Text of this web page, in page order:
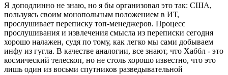
Я доподлинно не знаю, но я бы организовал это так: США,
пользуясь своим монопольным положением в ИТ,
прослушивает переписку топ-менеджеров. Процесс
прослушивания и извлечения смысла из переписки сегодня
хорошо налажен, судя по тому, как легко мы сами добываем
инфу из гугла. В качестве аналогии, все знают, что Хаббл - это
космический телескоп, но не столь хорошо известно, что это
лишь один из восьми спутников разведывательной